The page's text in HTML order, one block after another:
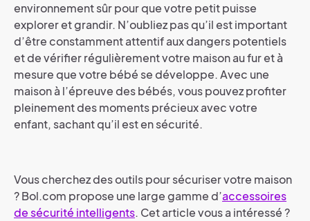
environnement sûr pour que votre petit puisse
explorer et grandir. N’oubliez pas qu’il est important
d’être constamment attentif aux dangers potentiels
et de vérifier régulièrement votre maison au fur et à
mesure que votre bébé se développe. Avec une
maison à l’épreuve des bébés, vous pouvez profiter
pleinement des moments précieux avec votre
enfant, sachant qu’il est en sécurité.
Vous cherchez des outils pour sécuriser votre maison
? Bol.com propose une large gamme d’accessoires
de sécurité intelligents. Cet article vous a intéressé ?